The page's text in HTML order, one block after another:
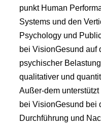
punkt Human
Systems und den
Psychology und
bei VisionGesund auf
psychischer
qualitativer und
Außer-dem
bei VisionGesund bei
Durchführung und